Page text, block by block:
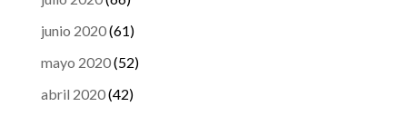
junio 2020(61)
mayo 2020(52)
abril 2020(42)